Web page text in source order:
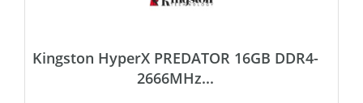
Kingston HyperX PREDATOR 16GB DDR4-
2666MHz...